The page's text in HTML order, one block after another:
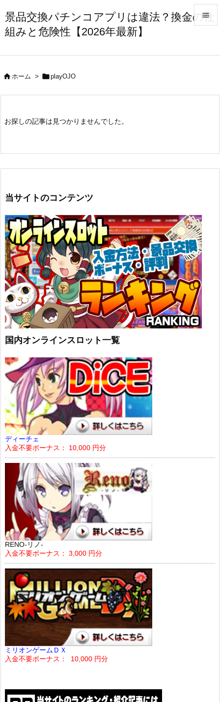
景品交換パチンコアプリは違法？換金の仕
組みと危険性【2026年最新】

前へ
ホーム > playOJO
お探しの記事は見つかりませんでした。
当サイトのコンテンツ
国内オンラインスロット一覧
ディーチェ
入金不要ボーナス： 10,000 円分
RENO-リノ-
入金不要ボーナス： 3,000 円分
ミリオンゲームＤＸ
入金不要ボーナス： 10,000 円分